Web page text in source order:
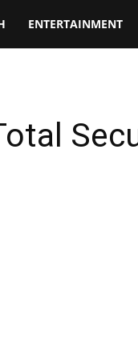
ENTERTAINMENT